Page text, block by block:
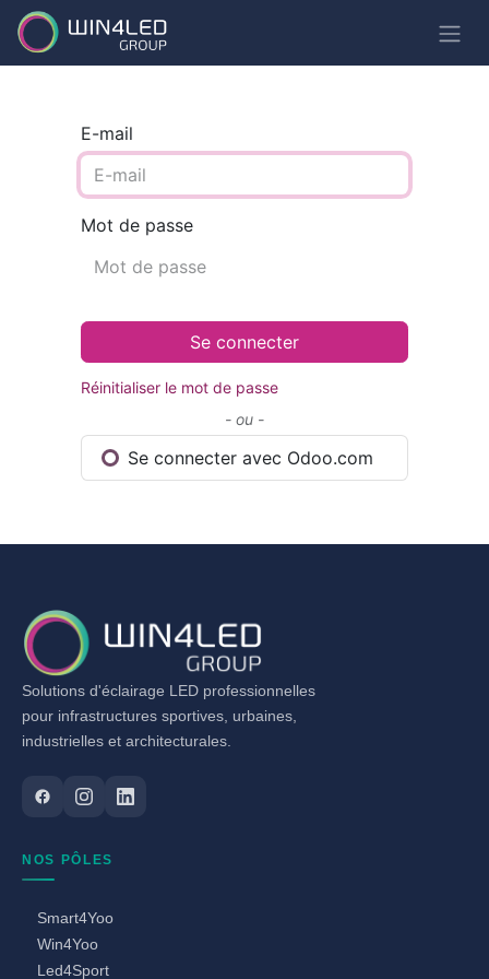
E-mail
Mot de passe
Se connecter
Réinitialiser le mot de passe
- ou -
Se connecter avec Odoo.com
Solutions d'éclairage LED professionnelles
pour infrastructures sportives, urbaines,
industrielles et architecturales.
NOS PÔLES
Smart4Yoo
Win4Yoo
Led4Sport